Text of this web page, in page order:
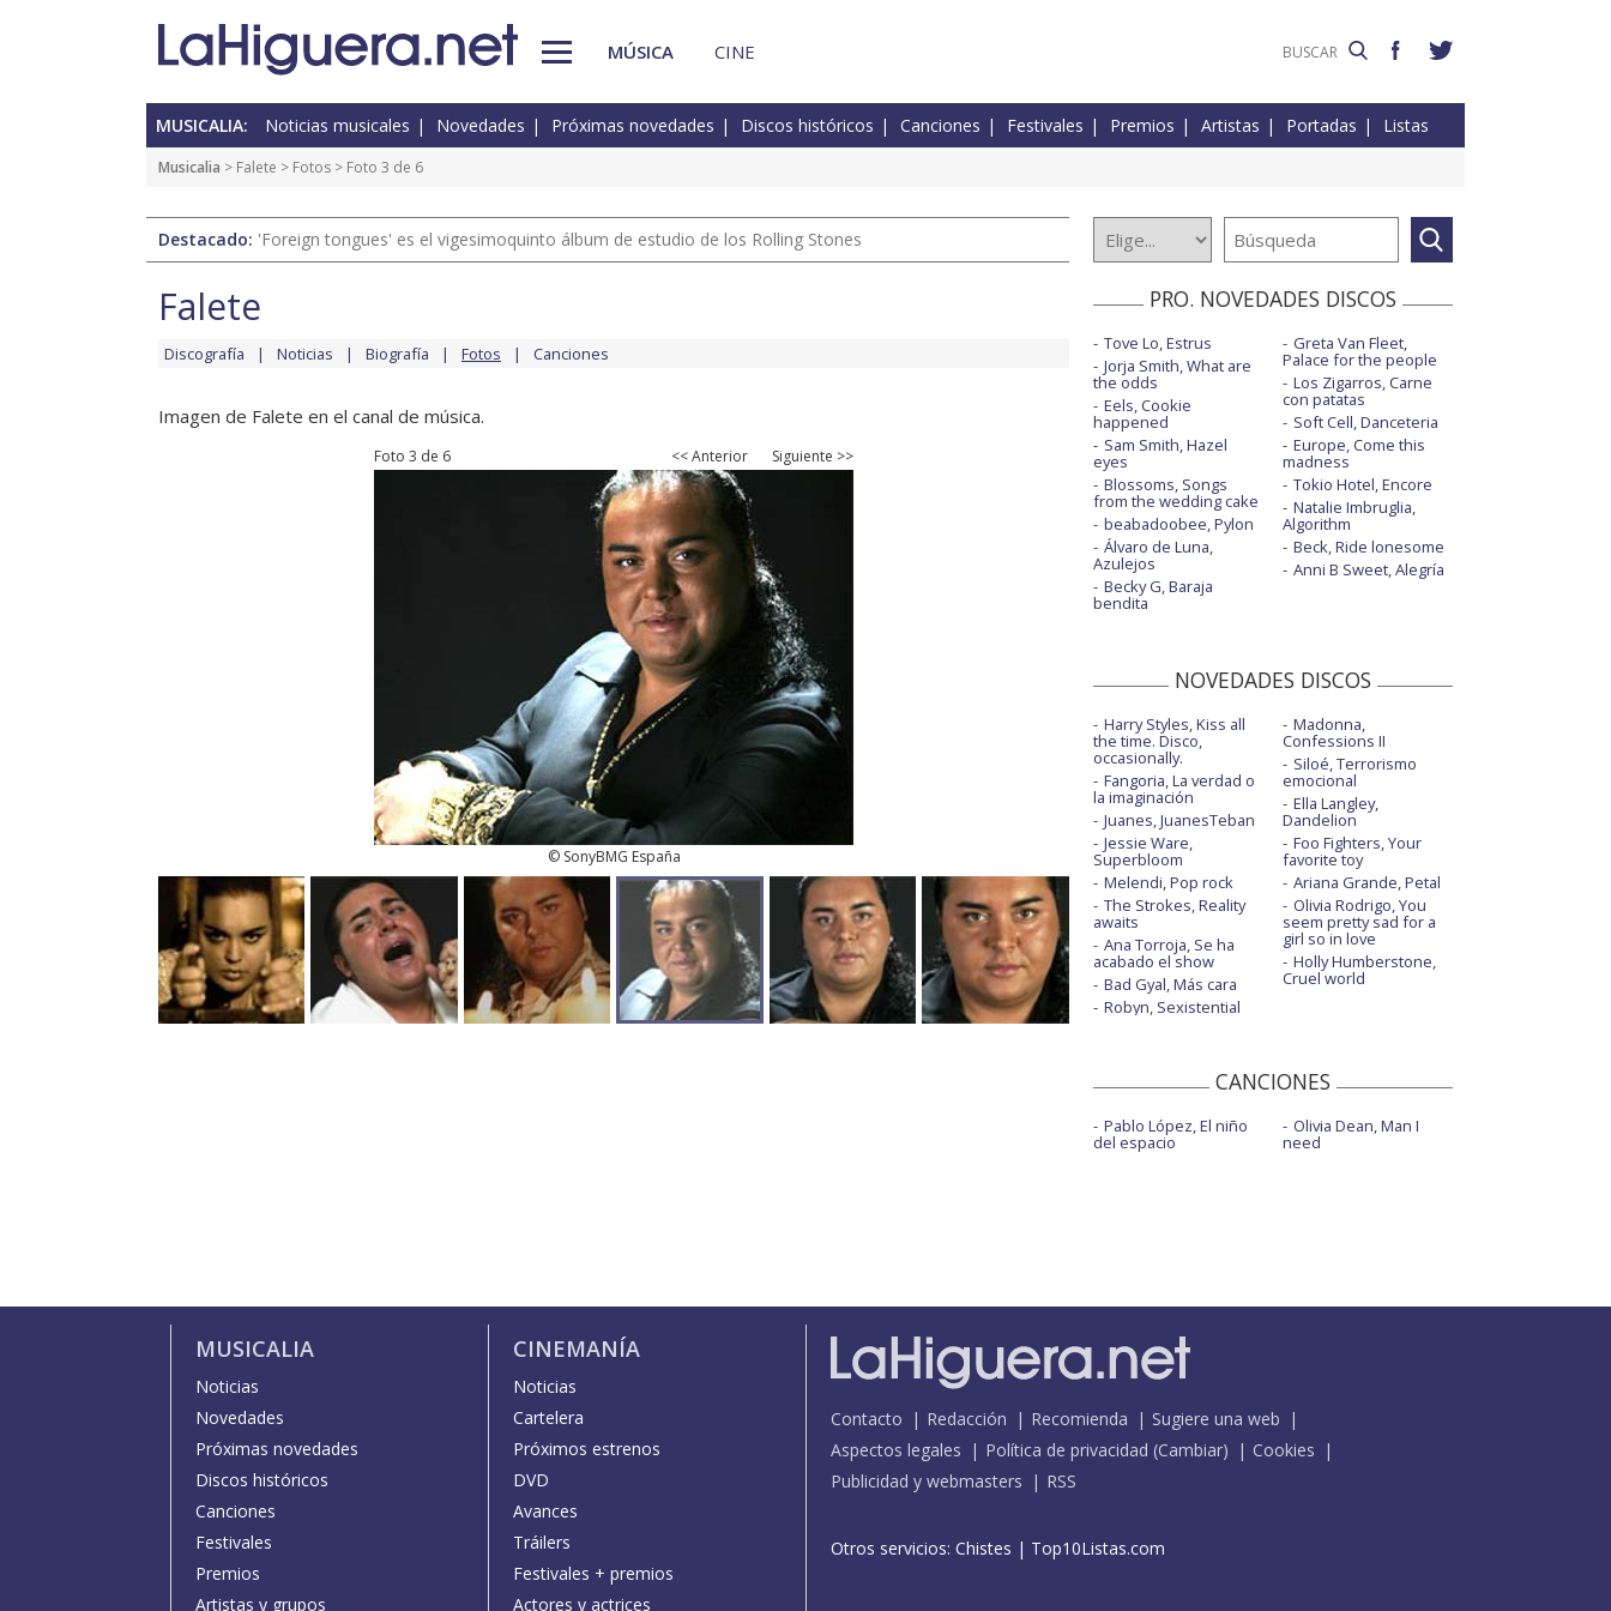
MÚSICA CINE
MUSICALIA: Noticias musicales Novedades Próximas novedades Discos históricos Canciones Festivales Premios Artistas Portadas Listas
Musicalia > Falete > Fotos > Foto 3 de 6
Destacado: 'Foreign tongues' es el vigesimoquinto álbum de estudio de los Rolling Stones
Falete
Discografía Noticias Biografía Fotos Canciones
Imagen de Falete en el canal de música.
Foto 3 de 6 << Anterior Siguiente >>
© SonyBMG España
PRO. NOVEDADES DISCOS
Tove Lo, Estrus
Jorja Smith, What are
the odds
Eels, Cookie
happened
Sam Smith, Hazel
eyes
Blossoms, Songs
from the wedding cake
beabadoobee, Pylon
Álvaro de Luna,
Azulejos
Becky G, Baraja
bendita
Greta Van Fleet,
Palace for the people
Los Zigarros, Carne
con patatas
Soft Cell, Danceteria
Europe, Come this
madness
Tokio Hotel, Encore
Natalie Imbruglia,
Algorithm
Beck, Ride lonesome
Anni B Sweet, Alegría
NOVEDADES DISCOS
Harry Styles, Kiss all
the time. Disco,
occasionally.
Fangoria, La verdad o
la imaginación
Juanes, JuanesTeban
Jessie Ware,
Superbloom
Melendi, Pop rock
The Strokes, Reality
awaits
Ana Torroja, Se ha
acabado el show
Bad Gyal, Más cara
Robyn, Sexistential
Madonna,
Confessions II
Siloé, Terrorismo
emocional
Ella Langley,
Dandelion
Foo Fighters, Your
favorite toy
Ariana Grande, Petal
Olivia Rodrigo, You
seem pretty sad for a
girl so in love
Holly Humberstone,
Cruel world
CANCIONES
Pablo López, El niño
del espacio
Olivia Dean, Man I
need
MUSICALIA
Noticias
Novedades
Próximas novedades
Discos históricos
Canciones
Festivales
Premios
Artistas y grupos
CINEMANÍA
Noticias
Cartelera
Próximos estrenos
DVD
Avances
Tráilers
Festivales + premios
Actores y actrices
Contacto Redacción Recomienda
Sugiere una web
Aspectos legales
Política de privacidad (Cambiar)
Cookies
Publicidad y webmasters
RSS
Otros servicios: Chistes | Top10Listas.com